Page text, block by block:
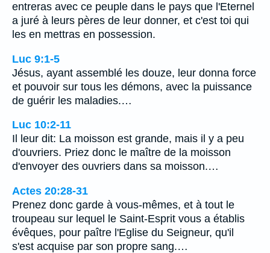
entreras avec ce peuple dans le pays que l'Eternel
a juré à leurs pères de leur donner, et c'est toi qui
les en mettras en possession.
Luc 9:1-5
Jésus, ayant assemblé les douze, leur donna force
et pouvoir sur tous les démons, avec la puissance
de guérir les maladies.…
Luc 10:2-11
Il leur dit: La moisson est grande, mais il y a peu
d'ouvriers. Priez donc le maître de la moisson
d'envoyer des ouvriers dans sa moisson.…
Actes 20:28-31
Prenez donc garde à vous-mêmes, et à tout le
troupeau sur lequel le Saint-Esprit vous a établis
évêques, pour paître l'Eglise du Seigneur, qu'il
s'est acquise par son propre sang.…